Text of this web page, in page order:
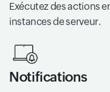
Exécutez des actions
instances de serveur.
Notifications